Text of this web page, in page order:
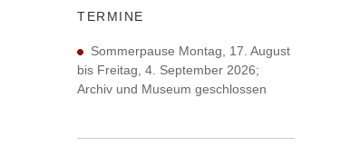
TERMINE
Sommerpause Montag, 17. August
bis Freitag, 4. September 2026;
Archiv und Museum geschlossen